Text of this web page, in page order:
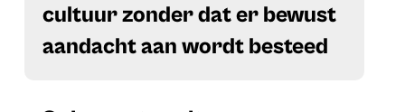
cultuur zonder dat er bewust
aandacht aan wordt besteed